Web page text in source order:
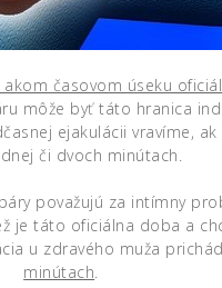
akom časovom úseku
môže byť táto hranica
ejakulácii vravíme,
či dvoch minútach
považujú za intímny
je táto oficiálna doba a
u zdravého muža
minútach